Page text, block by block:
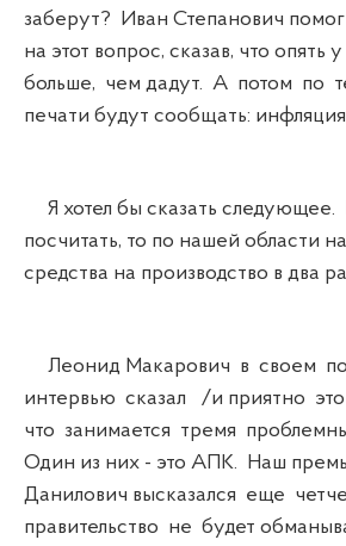
заберут? Иван Степанович помог
на этот вопрос, сказав, что опять
больше, чем дадут. А потом по
печати будут сообщать:
Я хотел бы сказать следующее.
посчитать, то по нашей области
средства на производство в два
Леонид Макарович в своем
интервью сказал /и приятно
что занимается тремя
Один из них - это АПК. Наш
Данилович высказался еще
правительство не будет